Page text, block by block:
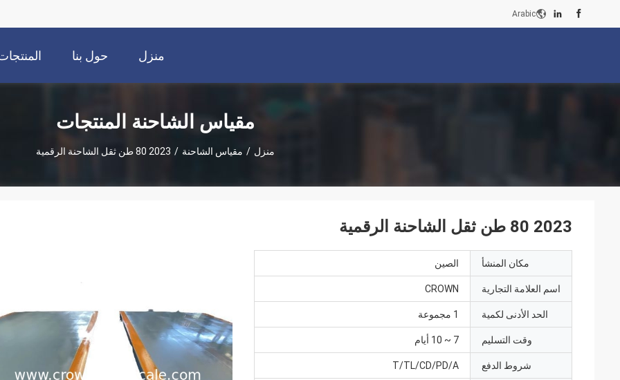
Arabic
منزل حول بنا
مقياس الشاحنة المنتجات
منزل / مقياس الشاحنة / 2023 80 طن ثقل الشاحنة الرقمية
2023 80 طن ثقل الشاحنة الرقمية
مكان المنشأ الصين
اسم العلامة التجارية CROWN
الحد الأدنى لكمية 1 مجموعة
وقت التسليم 7 ~ 10 أيام
شروط الدفع T/TL/CD/PD/A